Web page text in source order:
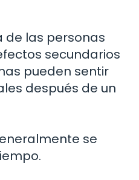
de las personas
secundarios
pueden sentir
después de un
se